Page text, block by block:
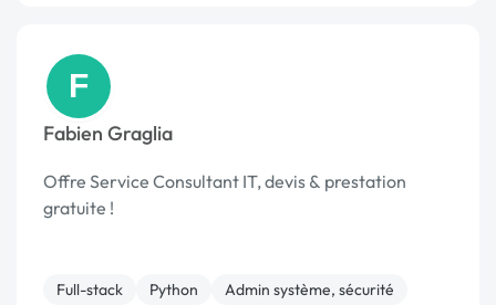
F
Fabien Graglia
Offre Service Consultant IT, devis & prestation
gratuite !
Full-stack Python
Admin système, sécurité